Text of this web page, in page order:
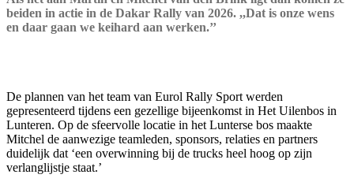
beiden in actie in de Dakar Rally van 2026. ,,Dat is onze wens
en daar gaan we keihard aan werken.’’
De plannen van het team van Eurol Rally Sport werden
gepresenteerd tijdens een gezellige bijeenkomst in Het Uilenbos in
Lunteren. Op de sfeervolle locatie in het Lunterse bos maakte
Mitchel de aanwezige teamleden, sponsors, relaties en partners
duidelijk dat ‘een overwinning bij de trucks heel hoog op zijn
verlanglijstje staat.’